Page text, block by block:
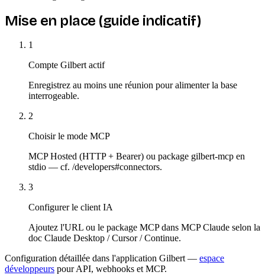
Mise en place (guide indicatif)
1
Compte Gilbert actif
Enregistrez au moins une réunion pour alimenter la base
interrogeable.
2
Choisir le mode MCP
MCP Hosted (HTTP + Bearer) ou package gilbert-mcp en
stdio — cf. /developers#connectors.
3
Configurer le client IA
Ajoutez l'URL ou le package MCP dans MCP Claude selon la
doc Claude Desktop / Cursor / Continue.
Configuration détaillée dans l'application Gilbert — espace
développeurs pour API, webhooks et MCP.